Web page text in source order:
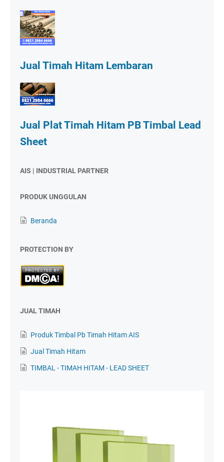
Jual Timah Hitam Lembaran
Jual Plat Timah Hitam PB Timbal Lead
Sheet
AIS | INDUSTRIAL PARTNER
PRODUK UNGGULAN
Beranda
PROTECTION BY
JUAL TIMAH
Produk Timbal Pb Timah Hitam AIS
Jual Timah Hitam
TIMBAL - TIMAH HITAM - LEAD SHEET